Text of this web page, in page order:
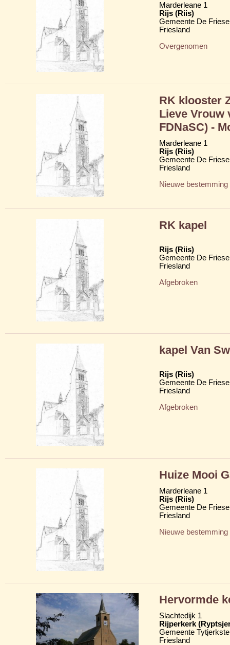
Marderleane 1
Rijs (Riis)
Gemeente De
Friesland
Overgenomen
RK klooster
Lieve Vrouw
FDNaSC) -
Marderleane 1
Rijs (Riis)
Gemeente De
Friesland
Nieuwe bestemming
RK kapel
Rijs (Riis)
Gemeente De
Friesland
Afgebroken
kapel Van
Rijs (Riis)
Gemeente De
Friesland
Afgebroken
Huize Mooi
Marderleane 1
Rijs (Riis)
Gemeente De
Friesland
Nieuwe bestemming
Hervormde
Slachtedijk 1
Rijperkerk
Gemeente
Friesland